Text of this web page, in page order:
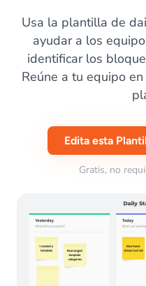
Usa la plantilla de
ayudar a los
identificar los
Reúne a tu equipo
Edita esta
Gratis, no